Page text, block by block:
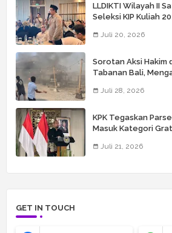
LLDIKTI Wilayah II
Seleksi KIP Kuliah
Juli 20, 2026
Sorotan Aksi Hakim
Tabanan Bali,
Juli 28, 2026
KPK Tegaskan
Masuk Kategori
Juli 21, 2026
GET IN TOUCH